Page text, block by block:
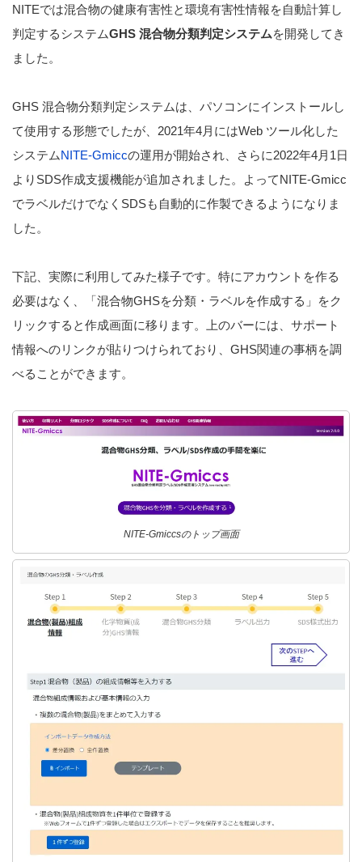
NITEでは混合物の健康有害性と環境有害性情報を自動計算し
判定するシステムGHS 混合物分類判定システムを開発してき
ました。
GHS 混合物分類判定システムは、パソコンにインストールし
て使用する形態でしたが、2021年4月にはWeb ツール化した
システムNITE-Gmiccの運用が開始され、さらに2022年4月1日
よりSDS作成支援機能が追加されました。よってNITE-Gmicc
でラベルだけでなくSDSも自動的に作製できるようになりま
した。
下記、実際に利用してみた様子です。特にアカウントを作る
必要はなく、「混合物GHSを分類・ラベルを作成する」をク
リックすると作成画面に移ります。上のバーには、サポート
情報へのリンクが貼りつけられており、GHS関連の事柄を調
べることができます。
NITE-Gmiccsのトップ画面